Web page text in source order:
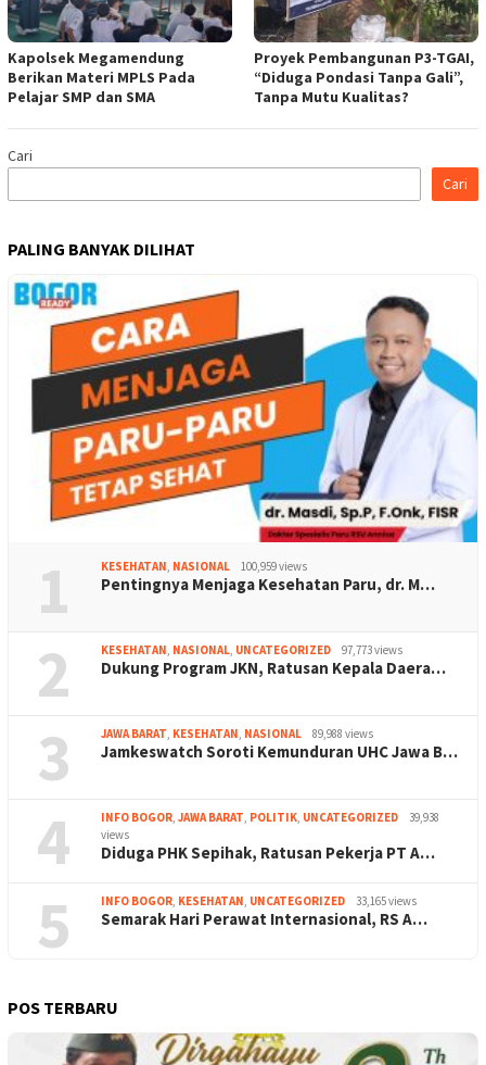
Kapolsek Megamendung
Berikan Materi MPLS Pada
Pelajar SMP dan SMA
Proyek Pembangunan P3-TGAI,
“Diduga Pondasi Tanpa Gali”,
Tanpa Mutu Kualitas?
Cari
Cari
PALING BANYAK DILIHAT
1 KESEHATAN NASIONAL 100,959 views
Pentingnya Menjaga Kesehatan Paru, dr. M…
2 KESEHATAN NASIONAL UNCATEGORIZED 97,773 views
Dukung Program JKN, Ratusan Kepala Daera…
3 JAWA BARAT KESEHATAN NASIONAL 89,988 views
Jamkeswatch Soroti Kemunduran UHC Jawa B…
4 INFO BOGOR JAWA BARAT POLITIK UNCATEGORIZED
39,938
views
Diduga PHK Sepihak, Ratusan Pekerja PT A…
5 INFO BOGOR KESEHATAN UNCATEGORIZED 33,165 views
Semarak Hari Perawat Internasional, RS A…
POS TERBARU